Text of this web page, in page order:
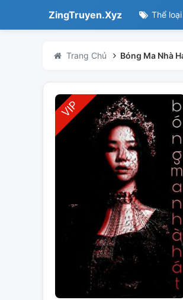
ZingTruyen.Xyz Thể loại
Trang Chủ Bóng Ma Nhà